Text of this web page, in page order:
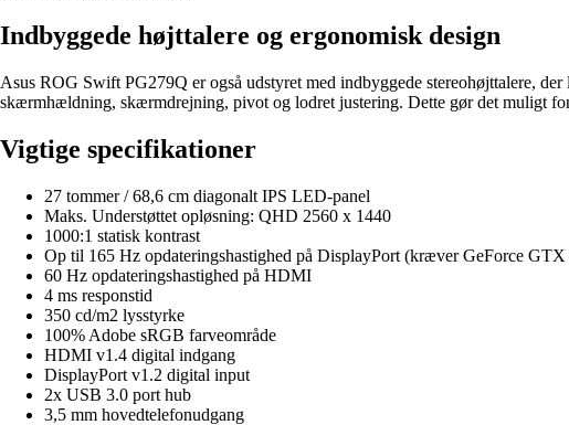
Indbyggede højttalere og ergonomisk design
Asus ROG Swift PG279Q er også udstyret med indbyggede stereohøjttalere,
skærmhældning, skærmdrejning, pivot og lodret justering. Dette gør det muligt
Vigtige specifikationer
27 tommer / 68,6 cm diagonalt IPS LED-panel
Maks. Understøttet opløsning: QHD 2560 x 1440
1000:1 statisk kontrast
Op til 165 Hz opdateringshastighed på DisplayPort (kræver GeForce
60 Hz opdateringshastighed på HDMI
4 ms responstid
350 cd/m2 lysstyrke
100% Adobe sRGB farveområde
HDMI v1.4 digital indgang
DisplayPort v1.2 digital input
2x USB 3.0 port hub
3,5 mm hovedtelefonudgang